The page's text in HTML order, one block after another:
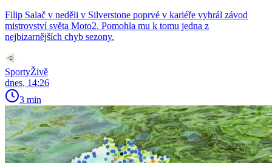
Filip Salač v neděli v Silverstone poprvé v kariéře vyhrál závod
mistrovství světa Moto2. Pomohla mu k tomu jedna z
nejbizarnějších chyb sezony.
SportyŽivě
dnes, 14:26
3 min